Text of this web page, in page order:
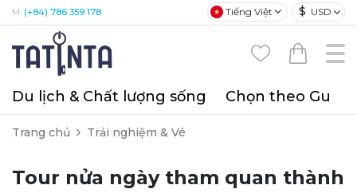
M: (+84) 786 359 178 Tiếng Việt $ USD
Du lịch & Chất lượng sống Chọn theo Gu
Trang chủ Trải nghiệm & Vé
Tour nửa ngày tham quan thành